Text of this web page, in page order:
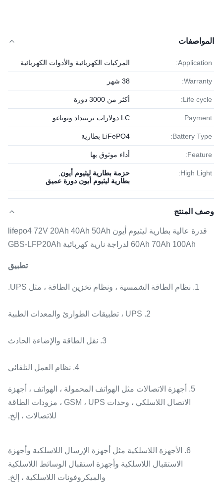
المواصفات
Application: المركبات الكهربائية والأدوات الكهربائية
Warranty: 38 شهر
Life cycle: أكثر من 3000 دورة
Payment: LC دولارات ترينيداد وتوباغو
Battery Type: LiFePO4 بطارية
Feature: أداء موثوق بها
High Light: حزمة بطارية ليثيوم أيون
بطارية ليثيوم أيون دورة عميق
وصف المنتج
قدرة عالية بطارية ليثيوم أيون lifepo4 72V 20Ah 40Ah 50Ah
60Ah 70Ah 100Ah لدراجة نارية كهربائية GBS-LFP20Ah
تطبيق
1. نظام الطاقة الشمسية ، ونظام تخزين الطاقة ، مثل UPS.
2. UPS ، تطبيقات الطوارئ والمعدات الطبية
3. نقل الطاقة والإضاءة الحادث
4. نظام العمل التلقائي
5. أجهزة الاتصالات مثل الهواتف المحمولة ، الهواتف ، أجهزة
الاتصال اللاسلكي ، وحدات GSM ، UPS ، مزودات الطاقة
للاتصالات ، إلخ.
6. الأجهزة اللاسلكية مثل أجهزة الإرسال اللاسلكية وأجهزة
الاستقبال اللاسلكية وأجهزة استقبال الوسائط اللاسلكية
والميكروفونات اللاسلكية ، إلخ.